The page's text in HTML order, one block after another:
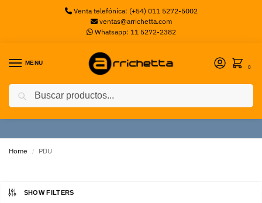
Venta telefónica: (+54) 011 5272-5002
ventas@arrichetta.com
Whatsapp: 11 5272-2382
MENU
0
PDU
Home / PDU
SHOW FILTERS